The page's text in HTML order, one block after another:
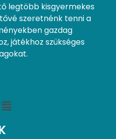
legtöbb kisgyermekes
szeretnénk tenni a
gazdag
játékhoz szükséges